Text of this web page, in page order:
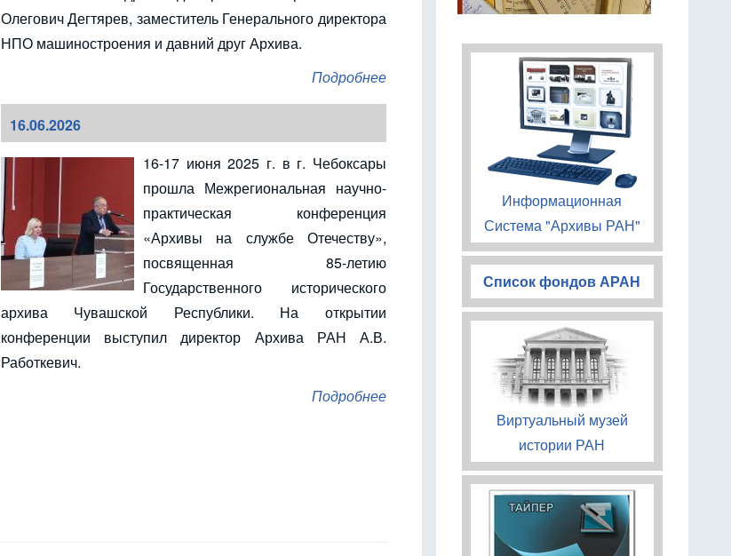
Олегович Дегтярев, заместитель Генерального директора
НПО машиностроения и давний друг Архива.
Подробнее
16.06.2026
16-17 июня 2025 г. в г. Чебоксары
прошла Межрегиональная научно-
практическая конференция
«Архивы на службе Отечеству»,
посвященная 85-летию
Государственного исторического
архива Чувашской Республики. На открытии
конференции выступил директор Архива РАН А.В.
Работкевич.
Подробнее
Информационная
Система "Архивы РАН"
Список фондов АРАН
Виртуальный музей
истории РАН